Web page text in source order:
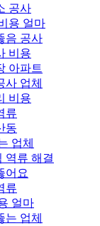
공사
용 얼마
음 공사
비용
아파트
사 업체
비용
류
동
업체
역류 해결
어요
류
얼마
는 업체